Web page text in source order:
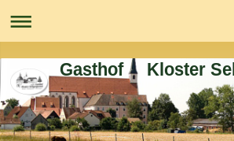
Gasthof Kloster